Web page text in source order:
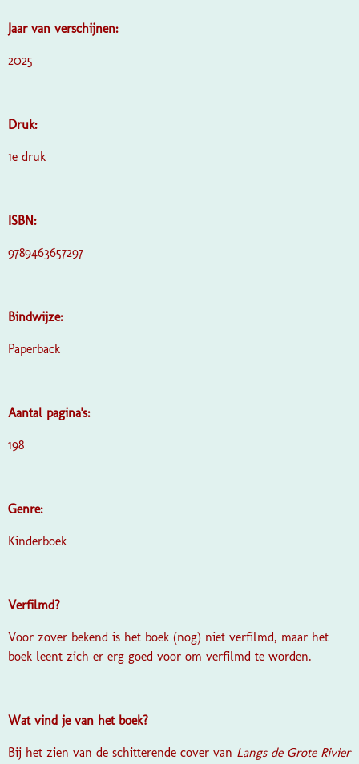
Jaar van verschijnen:
2025
Druk:
1e druk
ISBN:
9789463657297
Bindwijze:
Paperback
Aantal pagina's:
198
Genre:
Kinderboek
Verfilmd?
Voor zover bekend is het boek (nog) niet verfilmd, maar het
boek leent zich er erg goed voor om verfilmd te worden.
Wat vind je van het boek?
Bij het zien van de schitterende cover van Langs de Grote Rivier